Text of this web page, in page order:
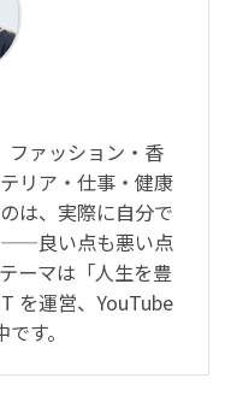
ファッション・香
リア・仕事・健康
は、実際に自分で
良い点も悪い点
ーマは「人生を豊
を運営、YouTube
す。